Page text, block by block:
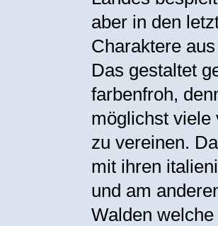
aber in den
Charaktere
Das gestaltet
farbenfroh,
möglichst viele
zu vereinen.
mit ihren
und am
Walden